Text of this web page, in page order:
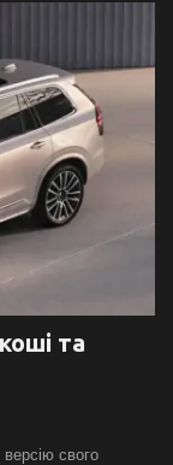
та
свого